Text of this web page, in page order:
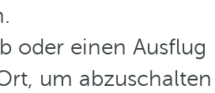
oder einen Ausflug
um abzuschalten